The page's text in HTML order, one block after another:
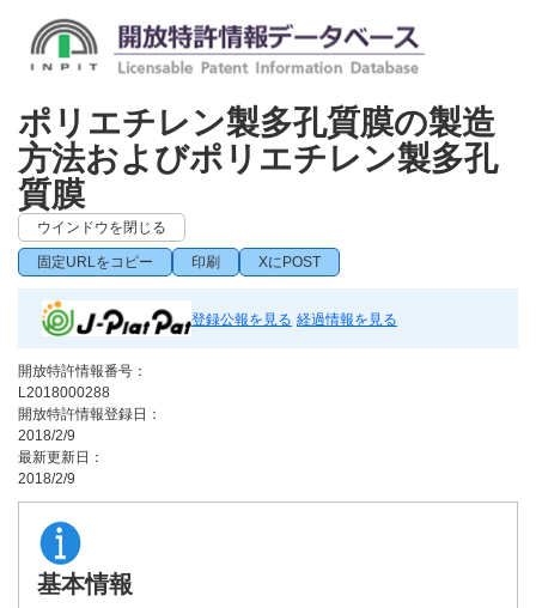
ポリエチレン製多孔質膜の製造
方法およびポリエチレン製多孔
質膜
ウインドウを閉じる
固定URLをコピー 印刷 XにPOST
登録公報を見る 経過情報を見る
開放特許情報番号：
L2018000288
開放特許情報登録日：
2018/2/9
最新更新日：
2018/2/9
基本情報